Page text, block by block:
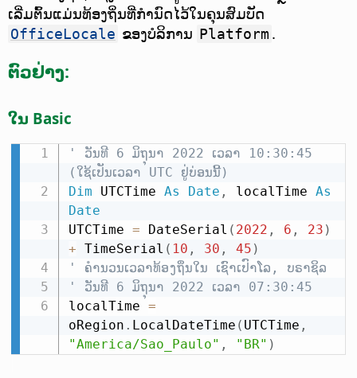
ເລີ່ມຕົ້ນແມ່ນທ້ອງຖິ່ນທີ່ກຳນົດໄວ້ໃນຄຸນສົມບັດ
OfficeLocale ຂອງບໍລິການ Platform .
ຕົວຢ່າງ:
ໃນ Basic
' ວັນທີ 6 ມິຖຸນາ 2022 ເວລາ 10:30:45
(ໃຊ້ເປັນເວລາ UTC ຢູ່ບ່ອນນີ້)
Dim UTCTime As Date , localTime As
Date
UTCTime = DateSerial ( 2022 , 6 , 23 )
+ TimeSerial ( 10 , 30 , 45 )
' ຄຳນວນເວລາທ້ອງຖິ່ນໃນ ເຊົາເປົາໂລ, ບຣາຊິລ
' ວັນທີ 6 ມິຖຸນາ 2022 ເວລາ 07:30:45
localTime =
oRegion . LocalDateTime ( UTCTime ,
"America/Sao_Paulo" , "BR" )